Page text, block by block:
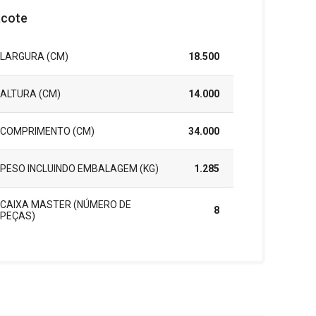
LARGURA (CM) 18.500
ALTURA (CM) 14.000
COMPRIMENTO (CM) 34.000
PESO INCLUINDO EMBALAGEM (KG) 1.285
CAIXA MASTER (NÚMERO DE
PEÇAS)
8